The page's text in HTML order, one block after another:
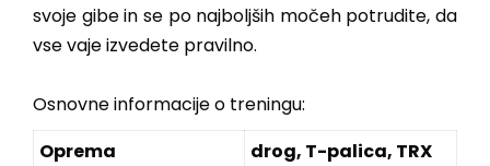
svoje gibe in se po najboljših močeh potrudite, da
vse vaje izvedete pravilno.
Osnovne informacije o treningu:
Oprema
drog, T-palica, TRX